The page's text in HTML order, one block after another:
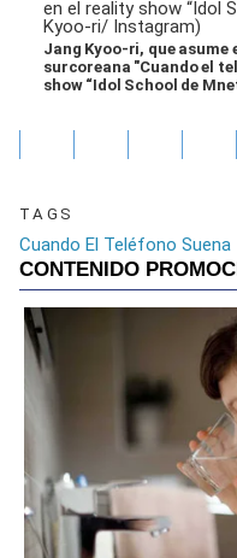
Jang Kyoo-ri, que asume
surcoreana "Cuando el
show “Idol School de
TAGS
Cuando El Teléfono Suena